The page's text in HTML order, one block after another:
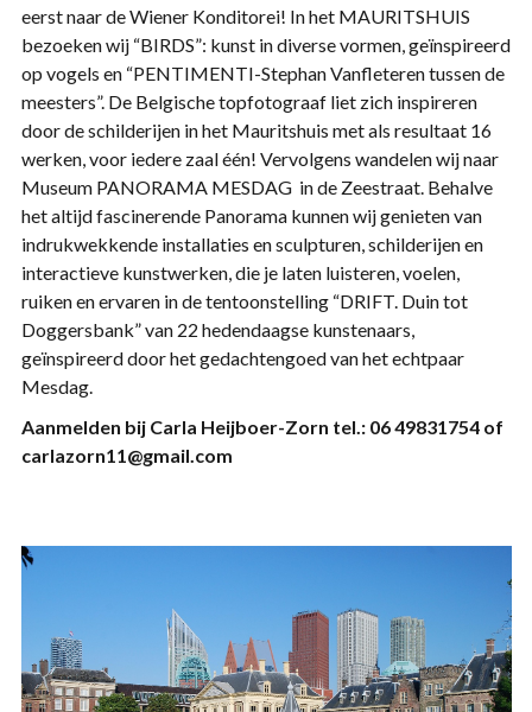
eerst naar de Wiener Konditorei! In het MAURITSHUIS
bezoeken wij “BIRDS”: kunst in diverse vormen, geïnspireerd
op vogels en “PENTIMENTI-Stephan Vanfleteren tussen de
meesters”. De Belgische topfotograaf liet zich inspireren
door de schilderijen in het Mauritshuis met als resultaat 16
werken, voor iedere zaal één! Vervolgens wandelen wij naar
Museum PANORAMA MESDAG in de Zeestraat. Behalve
het altijd fascinerende Panorama kunnen wij genieten van
indrukwekkende installaties en sculpturen, schilderijen en
interactieve kunstwerken, die je laten luisteren, voelen,
ruiken en ervaren in de tentoonstelling “DRIFT. Duin tot
Doggersbank” van 22 hedendaagse kunstenaars,
geïnspireerd door het gedachtengoed van het echtpaar
Mesdag.
Aanmelden bij Carla Heijboer-Zorn tel.: 06 49831754 of
carlazorn11@gmail.com